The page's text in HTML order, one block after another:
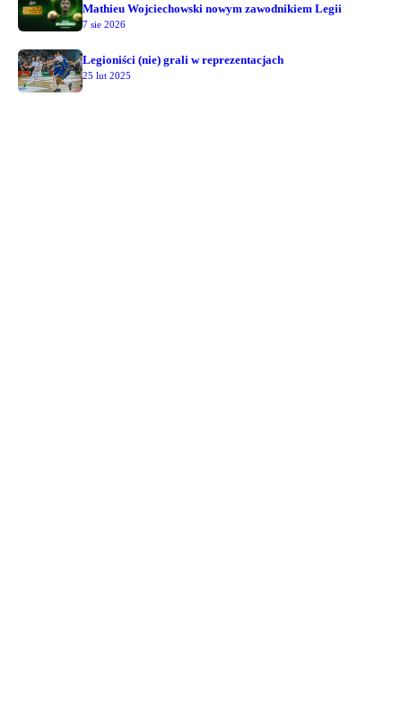
Mathieu Wojciechowski nowym zawodnikiem Legii
7 sie 2026
Legioniści (nie) grali w reprezentacjach
25 lut 2025